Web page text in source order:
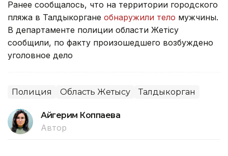
Ранее сообщалось, что на территории городского
пляжа в Талдыкоргане обнаружили тело мужчины.
В департаменте полиции области Жетісу
сообщили, по факту произошедшего возбуждено
уголовное дело
Полиция Область Жетысу Талдыкорган
Айгерим Коппаева
Автор